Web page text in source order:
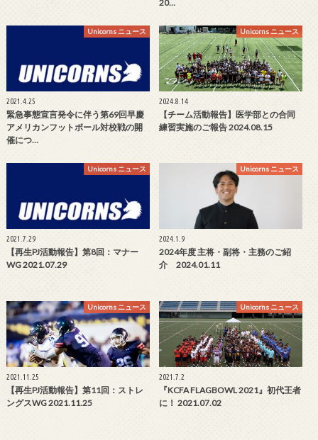
20…
Unicorns ニュース
2021.4.25
緊急事態宣言発令に伴う第69回早慶
アメリカンフットボール対校戦の開
催につ…
Unicorns ニュース
2024.8.14
【チーム活動報告】医学部との合同
練習実施のご報告 2024.08.15
Unicorns ニュース
2021.7.29
【再生PJ活動報告】第8回：マナー
WG 2021.07.29
Unicorns ニュース
2024.1.9
2024年度 主将・副将・主務のご紹
介 2024.01.11
Unicorns ニュース
2021.11.25
【再生PJ活動報告】第11回：ストレ
ングスWG 2021.11.25
Unicorns ニュース
2021.7.2
『KCFA FLAGBOWL 2021』初代王者
に！ 2021.07.02